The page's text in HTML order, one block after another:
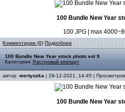
100 Bundle New Year
100 JPG | max
Комментарии (0) Подробнее
100 Bundle New Year stock photo vol 9
Категория: Растровый клипарт
автор: wertyozka | 29-12-2021, 14:45 |
100 Bundle New Year